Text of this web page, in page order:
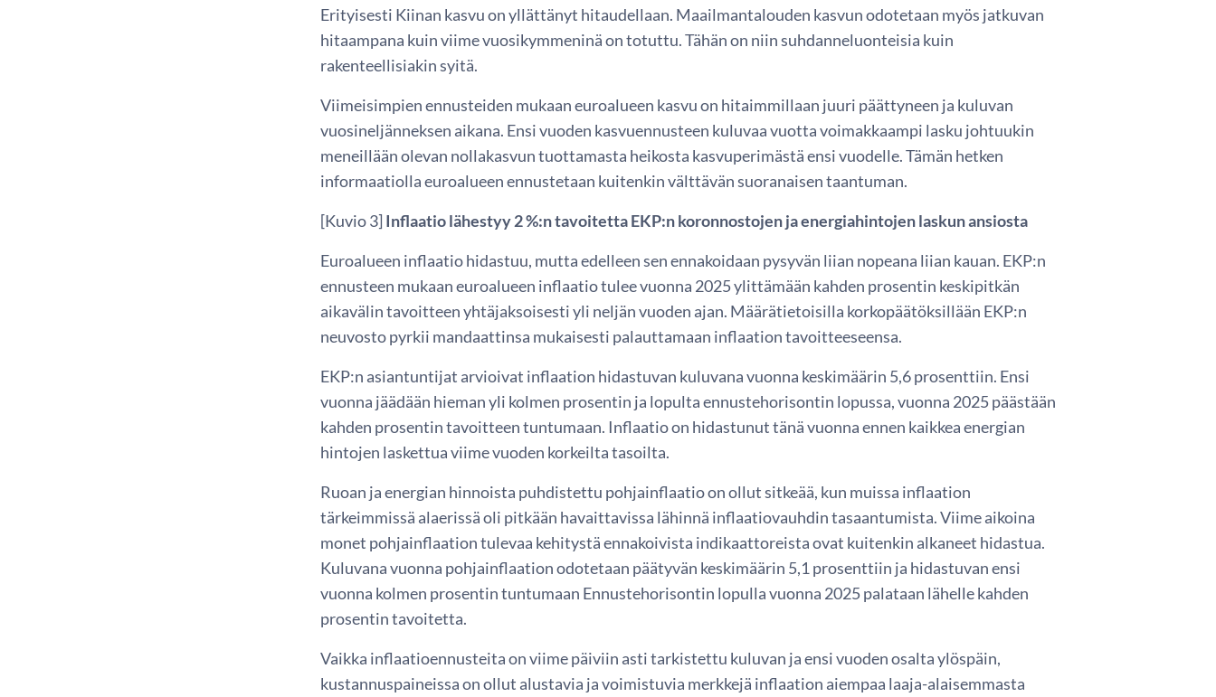
Erityisesti Kiinan kasvu on yllättänyt hitaudellaan. Maailmantalouden kasvun odotetaan myös jatkuvan
hitaampana kuin viime vuosikymmeninä on totuttu. Tähän on niin suhdanneluonteisia kuin
rakenteellisiakin syitä.
Viimeisimpien ennusteiden mukaan euroalueen kasvu on hitaimmillaan juuri päättyneen ja kuluvan
vuosineljänneksen aikana. Ensi vuoden kasvuennusteen kuluvaa vuotta voimakkaampi lasku johtuukin
meneillään olevan nollakasvun tuottamasta heikosta kasvuperimästä ensi vuodelle. Tämän hetken
informaatiolla euroalueen ennustetaan kuitenkin välttävän suoranaisen taantuman.
[Kuvio 3] Inflaatio lähestyy 2 %:n tavoitetta EKP:n koronnostojen ja energiahintojen laskun ansiosta
Euroalueen inflaatio hidastuu, mutta edelleen sen ennakoidaan pysyvän liian nopeana liian kauan. EKP:n
ennusteen mukaan euroalueen inflaatio tulee vuonna 2025 ylittämään kahden prosentin keskipitkän
aikavälin tavoitteen yhtäjaksoisesti yli neljän vuoden ajan. Määrätietoisilla korkopäätöksillään EKP:n
neuvosto pyrkii mandaattinsa mukaisesti palauttamaan inflaation tavoitteeseensa.
EKP:n asiantuntijat arvioivat inflaation hidastuvan kuluvana vuonna keskimäärin 5,6 prosenttiin. Ensi
vuonna jäädään hieman yli kolmen prosentin ja lopulta ennustehorisontin lopussa, vuonna 2025 päästään
kahden prosentin tavoitteen tuntumaan. Inflaatio on hidastunut tänä vuonna ennen kaikkea energian
hintojen laskettua viime vuoden korkeilta tasoilta.
Ruoan ja energian hinnoista puhdistettu pohjainflaatio on ollut sitkeää, kun muissa inflaation
tärkeimmissä alaerissä oli pitkään havaittavissa lähinnä inflaatiovauhdin tasaantumista. Viime aikoina
monet pohjainflaation tulevaa kehitystä ennakoivista indikaattoreista ovat kuitenkin alkaneet hidastua.
Kuluvana vuonna pohjainflaation odotetaan päätyvän keskimäärin 5,1 prosenttiin ja hidastuvan ensi
vuonna kolmen prosentin tuntumaan Ennustehorisontin lopulla vuonna 2025 palataan lähelle kahden
prosentin tavoitetta.
Vaikka inflaatioennusteita on viime päiviin asti tarkistettu kuluvan ja ensi vuoden osalta ylöspäin,
kustannuspaineissa on ollut alustavia ja voimistuvia merkkejä inflaation aiempaa laaja-alaisemmasta